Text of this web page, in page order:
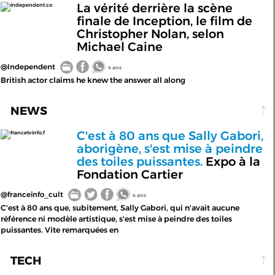
independent.co
La vérité derrière la scène
finale de Inception, le film de
Christopher Nolan, selon
Michael Caine
@Independent 4 ans
British actor claims he knew the answer all along
NEWS
francetvinfo.f
C'est à 80 ans que Sally Gabori,
aborigène, s'est mise à peindre
des toiles puissantes.Expo à la
Fondation Cartier
@franceinfo_cult 4 ans
C'est à 80 ans que, subitement, Sally Gabori, qui n'avait aucune
référence ni modèle artistique, s'est mise à peindre des toiles
puissantes. Vite remarquées en
TECH